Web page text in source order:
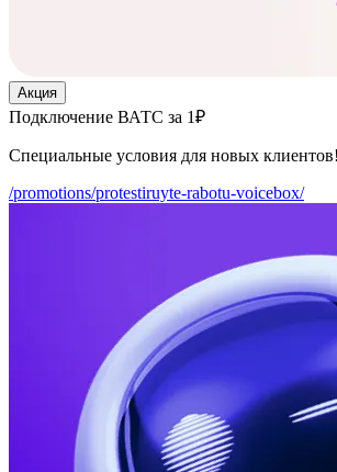
Акция
Подключение ВАТС за 1₽
Специальные условия для новых
/promotions/protestiruyte-rabotu-voicebox/